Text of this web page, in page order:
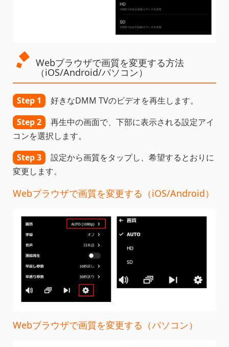
Webブラウザで画質を変更する方法
（iOS/Android/パソコン）
Step 1
好きなDMM TVのビデオを再生します。
Step 2
再生中の画面で、下部に表示される設定アイ
コンを選択します。
Step 3
設定から画質をタップし、希望するとおりに
変更します。
Webブラウザで画質を変更する（iOS/Android）
Webブラウザで画質を変更する（パソコン）